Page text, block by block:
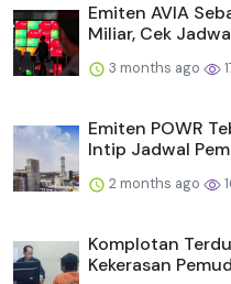
Emiten AVIA
Miliar, Cek
3 months ago
Emiten POWR
Intip Jadwal
2 months ago
Komplotan
Kekerasan